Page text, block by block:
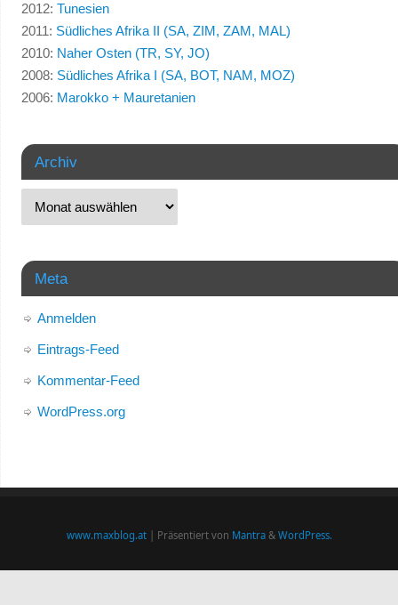
2012: Tunesien
2011: Südliches Afrika II (SA, ZIM, ZAM, MAL)
2010: Naher Osten (TR, SY, JO)
2008: Südliches Afrika I (SA, BOT, NAM, MOZ)
2006: Marokko + Mauretanien
Archiv
Meta
Anmelden
Eintrags-Feed
Kommentar-Feed
WordPress.org
www.maxblog.at| Präsentiert von Mantra& WordPress.